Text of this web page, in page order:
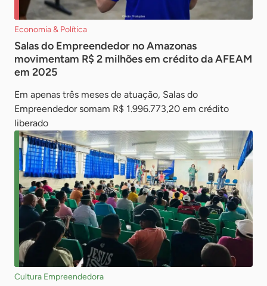
Economia & Política
Salas do Empreendedor no Amazonas
movimentam R$ 2 milhões em crédito da AFEAM
em 2025
Em apenas três meses de atuação, Salas do
Empreendedor somam R$ 1.996.773,20 em crédito
liberado
Cultura Empreendedora